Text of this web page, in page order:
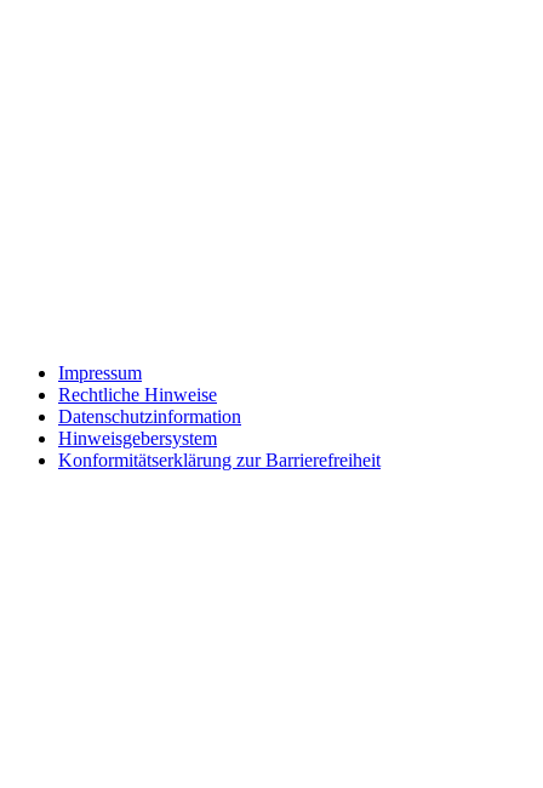
Impressum
Rechtliche Hinweise
Datenschutzinformation
Hinweisgebersystem
Konformitätserklärung zur Barrierefreiheit